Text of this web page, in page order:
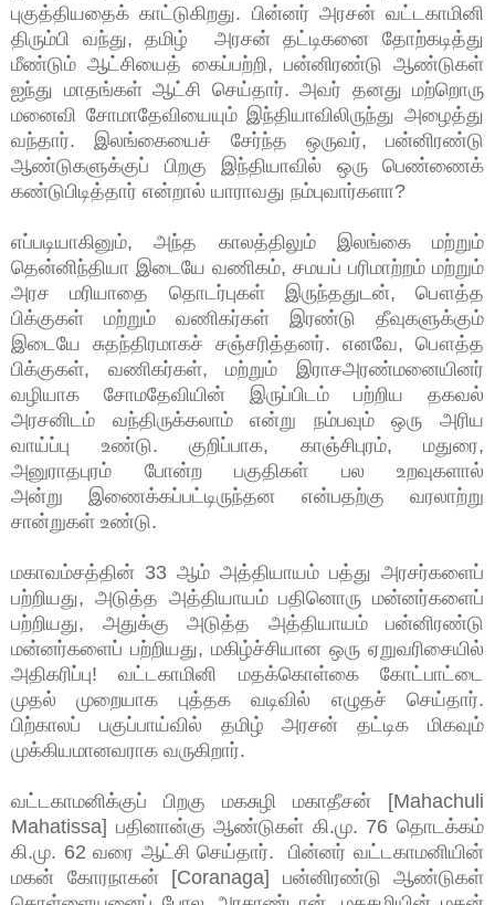
புகுத்தியதைக் காட்டுகிறது. பின்னர் அரசன் வட்டகாமினி
திரும்பி வந்து, தமிழ் அரசன் தட்டிகனை தோற்கடித்து
மீண்டும் ஆட்சியைத் கைப்பற்றி, பன்னிரண்டு ஆண்டுகள்
ஐந்து மாதங்கள் ஆட்சி செய்தார். அவர் தனது மற்றொரு
மனைவி சோமாதேவியையும் இந்தியாவிலிருந்து அழைத்து
வந்தார். இலங்கையைச் சேர்ந்த ஒருவர், பன்னிரண்டு
ஆண்டுகளுக்குப் பிறகு இந்தியாவில் ஒரு பெண்ணைக்
கண்டுபிடித்தார் என்றால் யாராவது நம்புவார்களா?
எப்படியாகினும், அந்த காலத்திலும் இலங்கை மற்றும்
தென்னிந்தியா இடையே வணிகம், சமயப் பரிமாற்றம் மற்றும்
அரச மரியாதை தொடர்புகள் இருந்ததுடன், பௌத்த
பிக்குகள் மற்றும் வணிகர்கள் இரண்டு தீவுகளுக்கும்
இடையே சுதந்திரமாகச் சஞ்சரித்தனர். எனவே, பௌத்த
பிக்குகள், வணிகர்கள், மற்றும் இராசஅரண்மனையினர்
வழியாக சோமதேவியின் இருப்பிடம் பற்றிய தகவல்
அரசனிடம் வந்திருக்கலாம் என்று நம்பவும் ஒரு அரிய
வாய்ப்பு உண்டு. குறிப்பாக, காஞ்சிபுரம், மதுரை,
அனுராதபுரம் போன்ற பகுதிகள் பல உறவுகளால்
அன்று இணைக்கப்பட்டிருந்தன என்பதற்கு வரலாற்று
சான்றுகள் உண்டு.
மகாவம்சத்தின் 33 ஆம் அத்தியாயம் பத்து அரசர்களைப்
பற்றியது, அடுத்த அத்தியாயம் பதினொரு மன்னர்களைப்
பற்றியது, அதுக்கு அடுத்த அத்தியாயம் பன்னிரண்டு
மன்னர்களைப் பற்றியது, மகிழ்ச்சியான ஒரு ஏறுவரிசையில்
அதிகரிப்பு! வட்டகாமினி மதக்கொள்கை கோட்பாட்டை
முதல் முறையாக புத்தக வடிவில் எழுதச் செய்தார்.
பிற்காலப் பகுப்பாய்வில் தமிழ் அரசன் தட்டிக மிகவும்
முக்கியமானவராக வருகிறார்.
வட்டகாமனிக்குப் பிறகு மகசுழி மகாதீசன் [Mahachuli
Mahatissa] பதினான்கு ஆண்டுகள் கி.மு. 76 தொடக்கம்
கி.மு. 62 வரை ஆட்சி செய்தார். பின்னர் வட்டகாமனியின்
மகன் கோரநாகன் [Coranaga] பன்னிரண்டு ஆண்டுகள்